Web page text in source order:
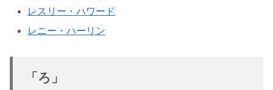
レスリー・ハワード
レニー・ハーリン
「ろ」